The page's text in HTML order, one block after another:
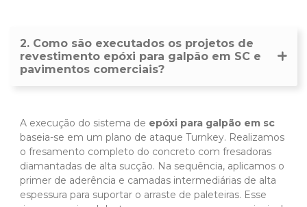
2. Como são executados os projetos de
revestimento epóxi para galpão em SC e
pavimentos comerciais?
A execução do sistema de epóxi para galpão em sc
baseia-se em um plano de ataque Turnkey. Realizamos
o fresamento completo do concreto com fresadoras
diamantadas de alta sucção. Na sequência, aplicamos o
primer de aderência e camadas intermediárias de alta
espessura para suportar o arraste de paleteiras. Esse